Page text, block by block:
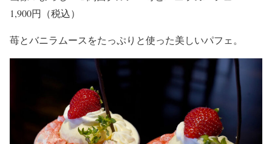
1,900円（税込）
苺とバニラムースをたっぷりと使った美しいパフェ。